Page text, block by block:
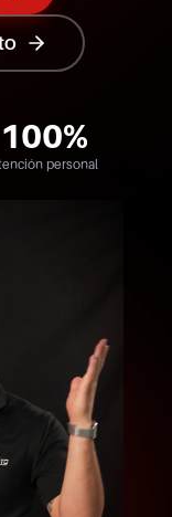
100%
personal